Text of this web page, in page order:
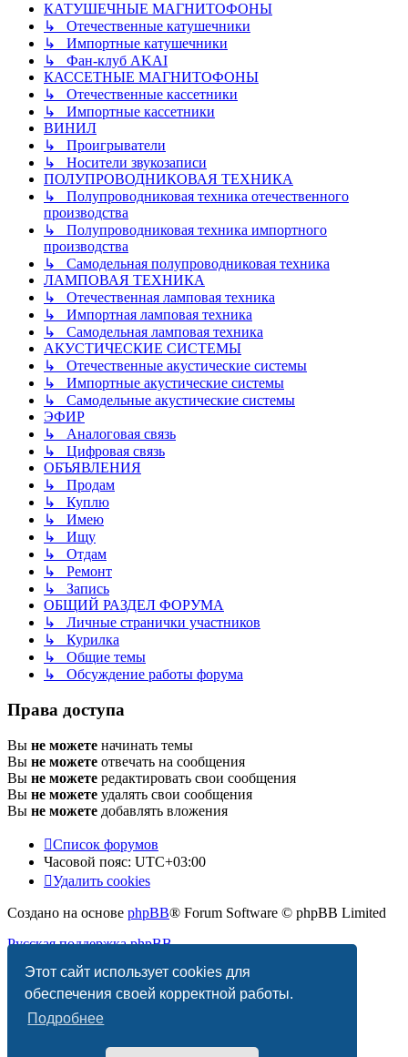
Этот сайт использует cookies для
обеспечения своей корректной работы.
Подробнее
КАТУШЕЧНЫЕ МАГНИТОФОНЫ
↳ Отечественные катушечники
↳ Импортные катушечники
↳ Фан-клуб AKAI
КАССЕТНЫЕ МАГНИТОФОНЫ
↳ Отечественные кассетники
↳ Импортные кассетники
ВИНИЛ
↳ Проигрыватели
↳ Носители звукозаписи
ПОЛУПРОВОДНИКОВАЯ ТЕХНИКА
↳ Полупроводниковая техника отечественного
производства
↳ Полупроводниковая техника импортного
производства
↳ Самодельная полупроводниковая техника
ЛАМПОВАЯ ТЕХНИКА
↳ Отечественная ламповая техника
↳ Импортная ламповая техника
↳ Самодельная ламповая техника
АКУСТИЧЕСКИЕ СИСТЕМЫ
↳ Отечественные акустические системы
↳ Импортные акустические системы
↳ Самодельные акустические системы
ЭФИР
↳ Аналоговая связь
↳ Цифровая связь
ОБЪЯВЛЕНИЯ
↳ Продам
↳ Куплю
↳ Имею
↳ Ищу
↳ Отдам
↳ Ремонт
↳ Запись
ОБЩИЙ РАЗДЕЛ ФОРУМА
↳ Личные странички участников
↳ Курилка
↳ Общие темы
↳ Обсуждение работы форума
Права доступа
Вы не можете начинать темы
Вы не можете отвечать на сообщения
Вы не можете редактировать свои сообщения
Вы не можете удалять свои сообщения
Вы не можете добавлять вложения
Список форумов
Часовой пояс: UTC+03:00
Удалить cookies
Создано на основе phpBB® Forum Software © phpBB Limited
Русская поддержка phpBB
Конфиденциальность |Правила